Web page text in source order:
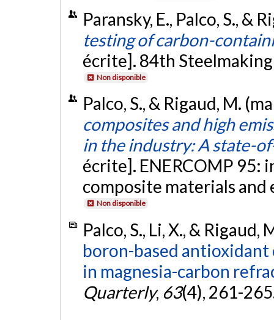
Paransky, E., Palco, S., &
testing of carbon-
écrite]. 84th
Non disponible
Palco, S., & Rigaud, M.
composites and high
in the industry: A state-
écrite]. ENERCOMP 95:
composite materials and
Non disponible
Palco, S., Li, X., & Rigaud,
boron-based
in magnesia-carbon
Quarterly, 63(4), 261-